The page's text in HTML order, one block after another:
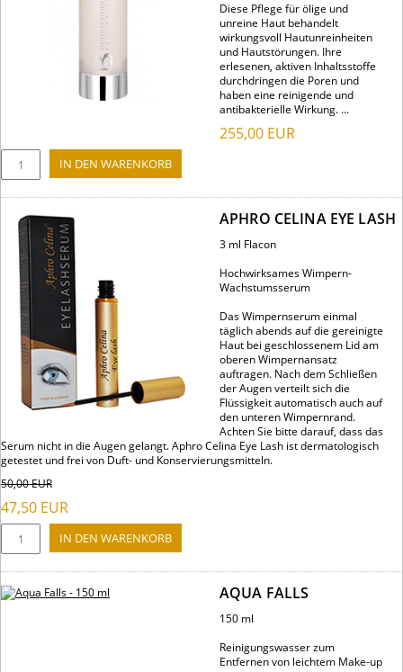
Diese Pflege für ölige und
unreine Haut behandelt
wirkungsvoll Hautunreinheiten
und Hautstörungen. Ihre
erlesenen, aktiven Inhaltsstoffe
durchdringen die Poren und
haben eine reinigende und
antibakterielle Wirkung. ...
255,00 EUR
APHRO CELINA EYE LASH
3 ml Flacon
Hochwirksames Wimpern-
Wachstumsserum
Das Wimpernserum einmal
täglich abends auf die gereinigte
Haut bei geschlossenem Lid am
oberen Wimpernansatz
auftragen. Nach dem Schließen
der Augen verteilt sich die
Flüssigkeit automatisch auch auf
den unteren Wimpernrand.
Achten Sie bitte darauf, dass das
Serum nicht in die Augen gelangt. Aphro Celina Eye Lash ist dermatologisch
getestet und frei von Duft- und Konservierungsmitteln.
50,00EUR
47,50 EUR
AQUA FALLS
150 ml
Reinigungswasser zum
Entfernen von leichtem Make-up